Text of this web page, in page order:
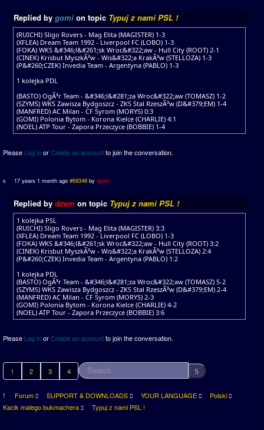
Replied by gomi on topic Typuj z nami PSL !
(RUICHI) Sligo Rovers - Mag Elita (MAGISTER) 1-3
(XFLEA) Dream Team 1992 - Liverpool FC (LOBO) 1-3
(FOKA) WKS &#346;l&#261;sk Wroc&#322;aw - Hull City (ROOT) 2-1
(CINEK) Krisbut MyszkÃ³w - Wis&#322;a KrakÃ³w (STELLOZA) 1-3
(P&#260;CZEK) Invedia Team - Argentyna (PABLO) 1-3
1 kolejka PDL
(BASTO) OgÃ³r Team - &#346;l&#281;za Wroc&#322;aw (TOMASZ) 1-2
(SZYMS) WKS Zawisza Bydgoszcz - ZKS Stal RzeszÃ³w (D&#379;EM) 1-4
(MANFRED) AC Milan - CF Syrom (MORYS) 0:3
(GOMI) Polonia Bytom - Korona Kielce (CHARLIE) 4:1
(NOEL) ATP Tour - Zapora Przeczyce (BOBBIE) 1-4
Please Log inorCreate an accountto join the conversation.
17 years 1 month ago #69348 bydzem
Replied by dzem on topic Typuj z nami PSL !
1 kolejka PSL
(RUICHI) Sligo Rovers - Mag Elita (MAGISTER) 3:3
(XFLEA) Dream Team 1992 - Liverpool FC (LOBO) 1-3
(FOKA) WKS &#346;l&#261;sk Wroc&#322;aw - Hull City (ROOT) 3:2
(CINEK) Krisbut MyszkÃ³w - Wis&#322;a KrakÃ³w (STELLOZA) 2:4
(P&#260;CZEK) Invedia Team - Argentyna (PABLO) 1:2
1 kolejka PDL
(BASTO) OgÃ³r Team - &#346;l&#281;za Wroc&#322;aw (TOMASZ) 5-2
(SZYMS) WKS Zawisza Bydgoszcz - ZKS Stal RzeszÃ³w (D&#379;EM) 2-4
(MANFRED) AC Milan - CF Syrom (MORYS) 2-3
(GOMI) Polonia Bytom - Korona Kielce (CHARLIE) 4-2
(NOEL) ATP Tour - Zapora Przeczyce (BOBBIE) 3:6
Please Log inorCreate an accountto join the conversation.
1 2 3 4
Forum SUPPORT & DOWNLOADS YOUR LANGUAGE
Polski
Kacik malego bukmachera
Typuj z nami PSL !